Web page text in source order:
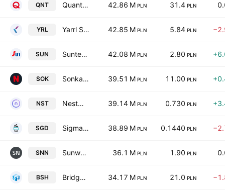
QNT Quantum software S.A. 42.86 M PLN 31.4 PLN
YRL Yarrl S.A. 42.85 M PLN 5.84 PLN
SUN Suntech S.A. 42.08 M PLN 2.80 PLN
SOK Sonka Spolka Akcyjna 39.51 M PLN 11.00 PLN
NST Nestmedic SA 39.14 M PLN 0.730 PLN
SGD Sigma Defence S.A. 38.89 M PLN 0.1440 PLN
SNN Sunway Network Spolka Akcyjna 36.1 M PLN 1.90 PLN
BSH Bridge Solutions Hub S.A. 34.17 M PLN 21.0 PLN